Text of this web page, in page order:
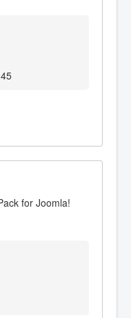
for Joomla!